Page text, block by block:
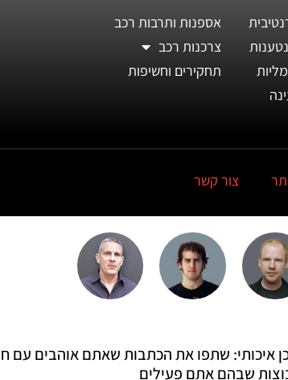
אספנות ותרבות רכב
צרכנות רכב
תחקירים וחשיפות
צור קשר
איכותי: שתפו את הכתבות שאתם אוהבים עם
שבהם אתם פעילים